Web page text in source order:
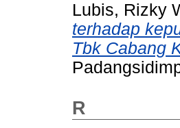
Lubis, Rizky
terhadap
Tbk Cabang
R